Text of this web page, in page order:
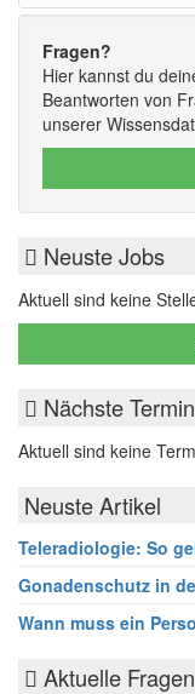
Fragen?
Hier kannst du
Beantworten von
unserer
Neuste Jobs
Aktuell sind keine
Nächste
Aktuell sind keine
Neuste Artikel
Teleradiologie: So
Gonadenschutz in
Wann muss ein
Aktuelle Fragen